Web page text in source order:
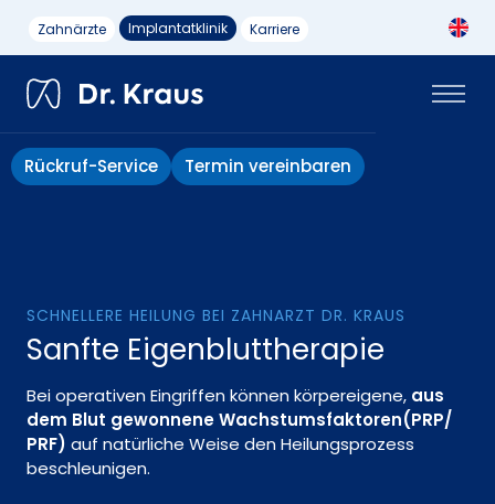
Zahnärzte Implantatklinik Karriere
Rückruf-Service Termin vereinbaren
SCHNELLERE HEILUNG BEI ZAHNARZT DR. KRAUS
Sanfte Eigenbluttherapie
Bei operativen Eingriffen können körpereigene, aus
dem Blut gewonnene Wachstumsfaktoren(PRP/
PRF) auf natürliche Weise den Heilungsprozess
beschleunigen.